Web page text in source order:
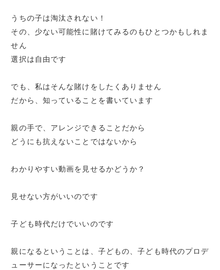
うちの子は淘汰されない！
その、少ない可能性に賭けてみるのもひとつかもしれま
せん
選択は自由です
でも、私はそんな賭けをしたくありません
だから、知っていることを書いています
親の手で、アレンジできることだから
どうにも抗えないことではないから
わかりやすい動画を見せるかどうか？
見せない方がいいのです
子ども時代だけでいいのです
親になるということは、子どもの、子ども時代のプロデ
ューサーになったということです